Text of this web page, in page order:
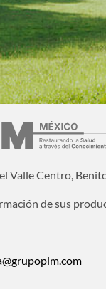
Valle Centro,
de sus